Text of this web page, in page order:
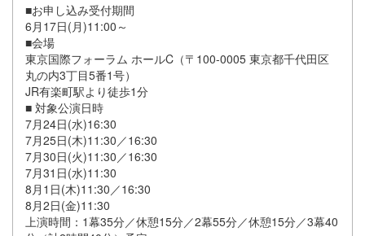
■お申し込み受付期間
6月17日(月)11:00～
■会場
東京国際フォーラム ホールC（〒100-0005 東京都千代田区
丸の内3丁目5番1号）
JR有楽町駅より徒歩1分
■ 対象公演日時
7月24日(水)16:30
7月25日(木)11:30／16:30
7月30日(火)11:30／16:30
7月31日(水)11:30
8月1日(木)11:30／16:30
8月2日(金)11:30
上演時間：1幕35分／休憩15分／2幕55分／休憩15分／3幕40